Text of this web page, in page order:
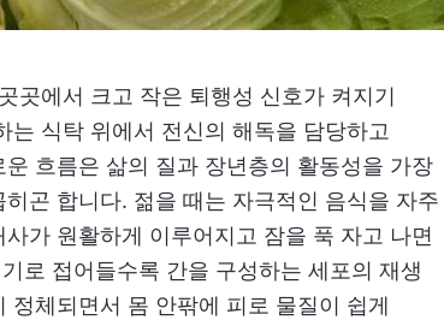
곳에서 크고 작은 퇴행성 신호가 켜지기
식탁 위에서 전신의 해독을 담당하고
흐름은 삶의 질과 장년층의 활동성을 가장
곤 합니다. 젊을 때는 자극적인 음식을 자주
가 원활하게 이루어지고 잠을 푹 자고 나면
로 접어들수록 간을 구성하는 세포의 재생
체되면서 몸 안팎에 피로 물질이 쉽게